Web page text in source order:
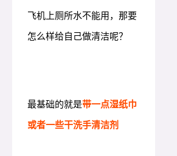
飞机上厕所水不能用，那要
怎么样给自己做清洁呢？
最基础的就是带一点湿纸巾
或者一些干洗手清洁剂